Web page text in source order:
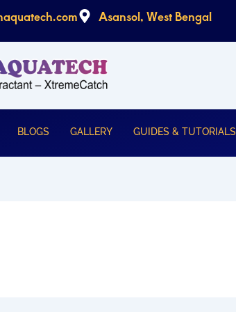
Asansol, West Bengal
BLOGS GALLERY GUIDES & TUTORIALS